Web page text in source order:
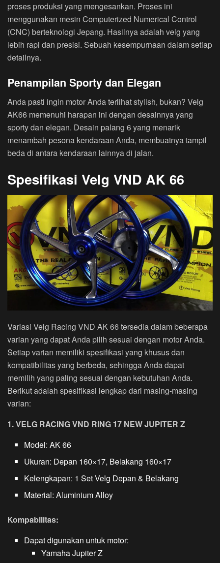
proses produksi yang mengesankan. Proses ini
menggunakan mesin Computerized Numerical Control
(CNC) berteknologi Jepang. Hasilnya adalah velg yang
lebih rapi dan presisi. Sebuah kesempurnaan dalam setiap
detailnya.
Penampilan Sporty dan Elegan
Anda pasti ingin motor Anda terlihat stylish, bukan? Velg
AK66 memenuhi harapan ini dengan desainnya yang
sporty dan elegan. Desain palang 6 yang menarik
menambah pesona kendaraan Anda, membuatnya tampil
beda di antara kendaraan lainnya di jalan.
Spesifikasi Velg VND AK 66
Variasi Velg Racing VND AK 66 tersedia dalam beberapa
varian yang dapat Anda pilih sesuai dengan motor Anda.
Setiap varian memiliki spesifikasi yang khusus dan
kompatibilitas yang berbeda, sehingga Anda dapat
memilih yang paling sesuai dengan kebutuhan Anda.
Berikut adalah spesifikasi lengkap dari masing-masing
varian:
1. VELG RACING VND RING 17 NEW JUPITER Z
Model: AK 66
Ukuran: Depan 160×17, Belakang 160×17
Kelengkapan: 1 Set Velg Depan & Belakang
Material: Aluminium Alloy
Kompabilitas:
Dapat digunakan untuk motor:
Yamaha Jupiter Z